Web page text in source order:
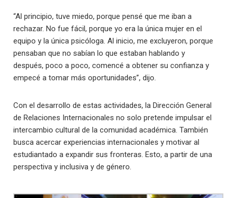
“Al principio, tuve miedo, porque pensé que me iban a
rechazar. No fue fácil, porque yo era la única mujer en el
equipo y la única psicóloga. Al inicio, me excluyeron, porque
pensaban que no sabían lo que estaban hablando y
después, poco a poco, comencé a obtener su confianza y
empecé a tomar más oportunidades”, dijo.
Con el desarrollo de estas actividades, la Dirección General
de Relaciones Internacionales no solo pretende impulsar el
intercambio cultural de la comunidad académica. También
busca acercar experiencias internacionales y motivar al
estudiantado a expandir sus fronteras. Esto, a partir de una
perspectiva y inclusiva y de género.